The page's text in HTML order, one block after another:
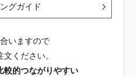
グガイド
いますので
ください。
較的つながりやすい